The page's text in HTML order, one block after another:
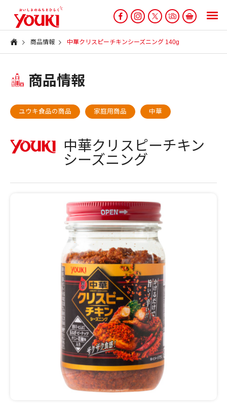
商品情報 中華クリスピーチキンシーズニング 140g
商品情報
ユウキ食品の商品 家庭用商品 中華
中華クリスピーチキン
シーズニング